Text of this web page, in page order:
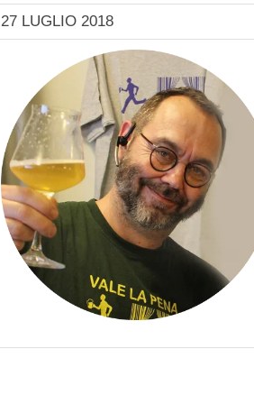
27 LUGLIO 2018